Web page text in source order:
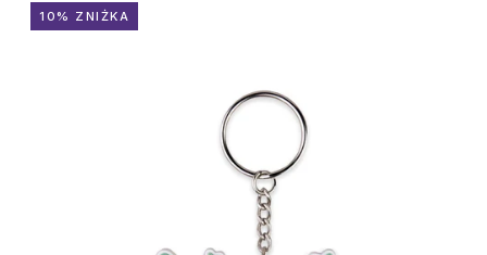
10% ZNIŻKA